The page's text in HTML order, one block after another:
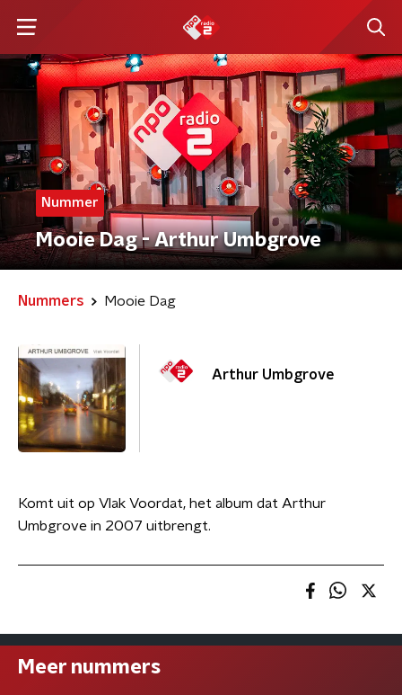
Nummer
Mooie Dag - Arthur Umbgrove
Nummers Mooie Dag
Arthur Umbgrove
Komt uit op Vlak Voordat, het album dat Arthur
Umbgrove in 2007 uitbrengt.
Meer nummers